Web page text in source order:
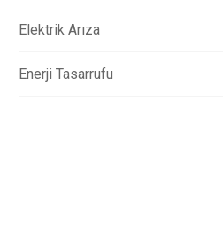
Elektrik Arıza
Enerji Tasarrufu